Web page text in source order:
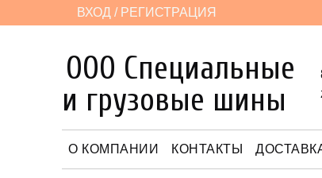
ВХОД / РЕГИСТРАЦИЯ
ООО Специальные
и грузовые шины
О КОМПАНИИ КОНТАКТЫ